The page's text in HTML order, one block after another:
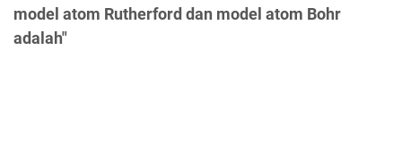
model atom Rutherford dan model atom Bohr
adalah"